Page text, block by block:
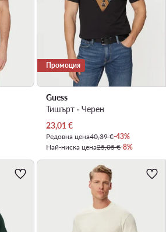
Промоция
Guess
Тишърт · Черен
Актуална цена
23,01 €
Редовна цена40,39 €-43%
Най-ниска цена25,05 €-8%